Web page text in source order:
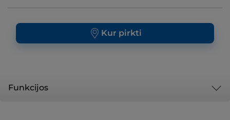
Kur pirkti
Funkcijos